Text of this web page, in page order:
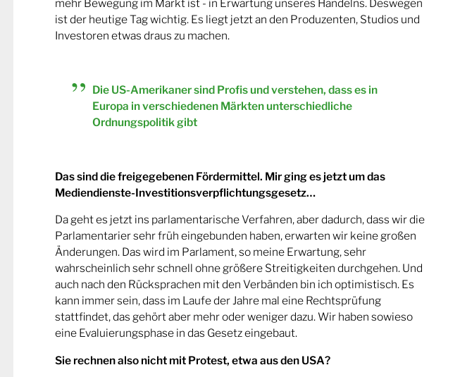
mehr Bewegung im Markt ist - in Erwartung unseres Handelns. Deswegen
ist der heutige Tag wichtig. Es liegt jetzt an den Produzenten, Studios und
Investoren etwas draus zu machen.
Die US-Amerikaner sind Profis und verstehen, dass es in
Europa in verschiedenen Märkten unterschiedliche
Ordnungspolitik gibt
Das sind die freigegebenen Fördermittel. Mir ging es jetzt um das
Mediendienste-Investitionsverpflichtungsgesetz…
Da geht es jetzt ins parlamentarische Verfahren, aber dadurch, dass wir die
Parlamentarier sehr früh eingebunden haben, erwarten wir keine großen
Änderungen. Das wird im Parlament, so meine Erwartung, sehr
wahrscheinlich sehr schnell ohne größere Streitigkeiten durchgehen. Und
auch nach den Rücksprachen mit den Verbänden bin ich optimistisch. Es
kann immer sein, dass im Laufe der Jahre mal eine Rechtsprüfung
stattfindet, das gehört aber mehr oder weniger dazu. Wir haben sowieso
eine Evaluierungsphase in das Gesetz eingebaut.
Sie rechnen also nicht mit Protest, etwa aus den USA?